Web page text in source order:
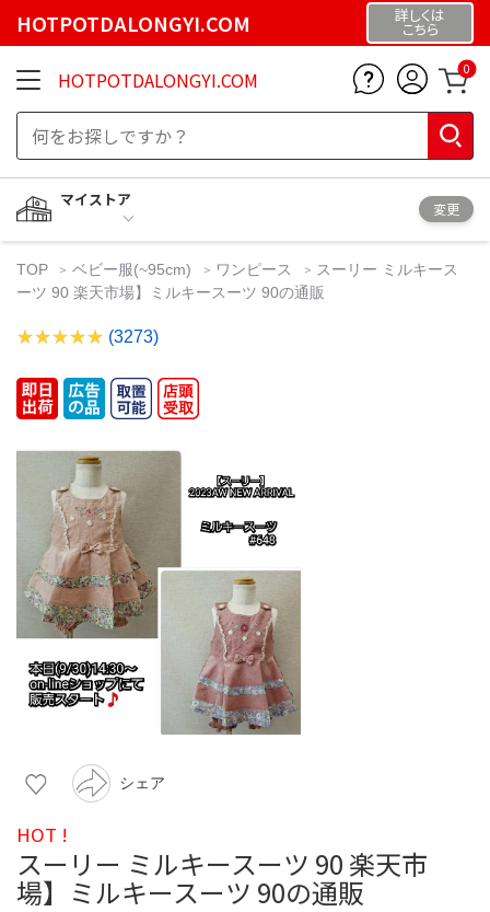
HOTPOTDALONGYI.COM 詳しくは
こちら
HOTPOTDALONGYI.COM 0
マイストア
変更
TOP ベビー服(~95cm) ワンピース
スーリー ミルキース
ーツ 90 楽天市場】ミルキースーツ 90の通販
(3273)
シェア
HOT !
スーリー ミルキースーツ 90 楽天市
場】ミルキースーツ 90の通販